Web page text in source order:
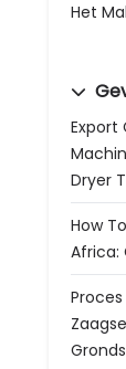
Het
Export
Dryer
How
Africa: